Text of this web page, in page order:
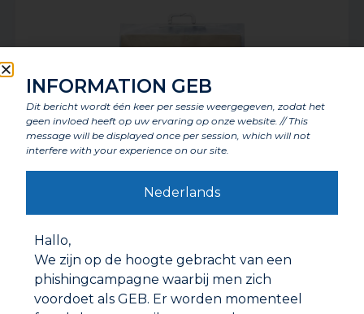
ISOLATIEPLAAT
INFORMATION GEB
Dit bericht wordt één keer per sessie weergegeven, zodat het
geen invloed heeft op uw ervaring op onze website. // This
message will be displayed once per session, which will not
interfere with your experience on our site.
Nederlands
Hallo,
We zijn op de hoogte gebracht van een
phishingcampagne waarbij men zich
voordoet als GEB. Er worden momenteel